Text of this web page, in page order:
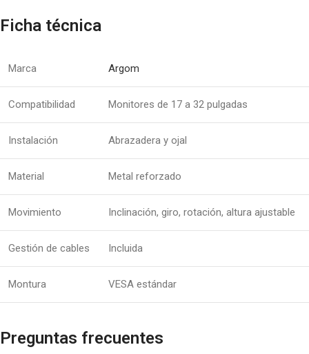
Ficha técnica
Marca Argom
Compatibilidad Monitores de 17 a 32 pulgadas
Instalación Abrazadera y ojal
Material Metal reforzado
Movimiento Inclinación, giro, rotación, altura ajustable
Gestión de cables Incluida
Montura VESA estándar
Preguntas frecuentes